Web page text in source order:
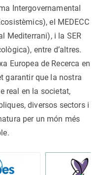
Intergovernamental
el MEDECC
Mediterrani), i la SER
entre d’altres.
Europea de Recerca en
garantir que la nostra
real en la societat,
diversos sectors i
per un món més